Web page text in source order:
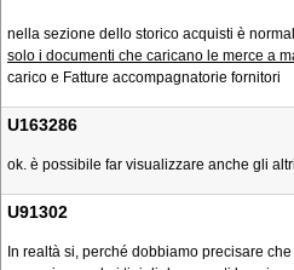
nella sezione dello storico acquisti è
solo i documenti che caricano le merce a
carico e Fatture accompagnatorie fornitori
U163286
ok. è possibile far visualizzare anche gli
U91302
In realtà si, perché dobbiamo precisare